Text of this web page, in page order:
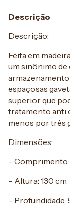
Descrição
Descrição:
Feita em
um sinônimo de
espaçosas
superior que
tratamento anti
menos por três
Dimensões:
–
– Altura: 130 cm
– Profundidade: